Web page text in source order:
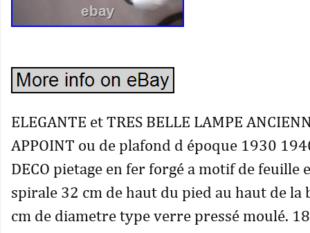
ELEGANTE et TRES BELLE LAMPE
APPOINT ou de plafond d époque 1930
DECO pietage en fer forgé a motif de feuille
spirale 32 cm de haut du pied au haut de la
cm de diametre type verre pressé moulé.